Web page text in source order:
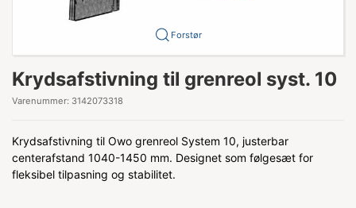
Forstør
Krydsafstivning til grenreol syst. 10
Varenummer: 3142073318
Krydsafstivning til Owo grenreol System 10, justerbar
centerafstand 1040-1450 mm. Designet som følgesæt for
fleksibel tilpasning og stabilitet.